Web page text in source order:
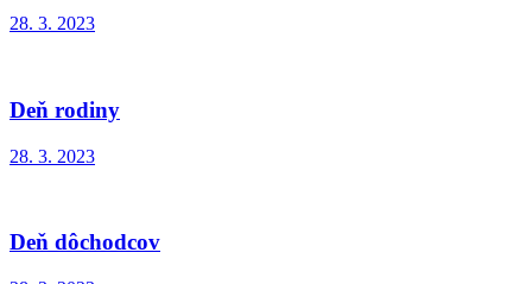
28. 3. 2023
Deň rodiny
28. 3. 2023
Deň dôchodcov